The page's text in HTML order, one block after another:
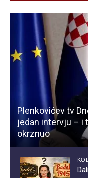
Plenkovićev tv
jedan intervju – i
okrznuo